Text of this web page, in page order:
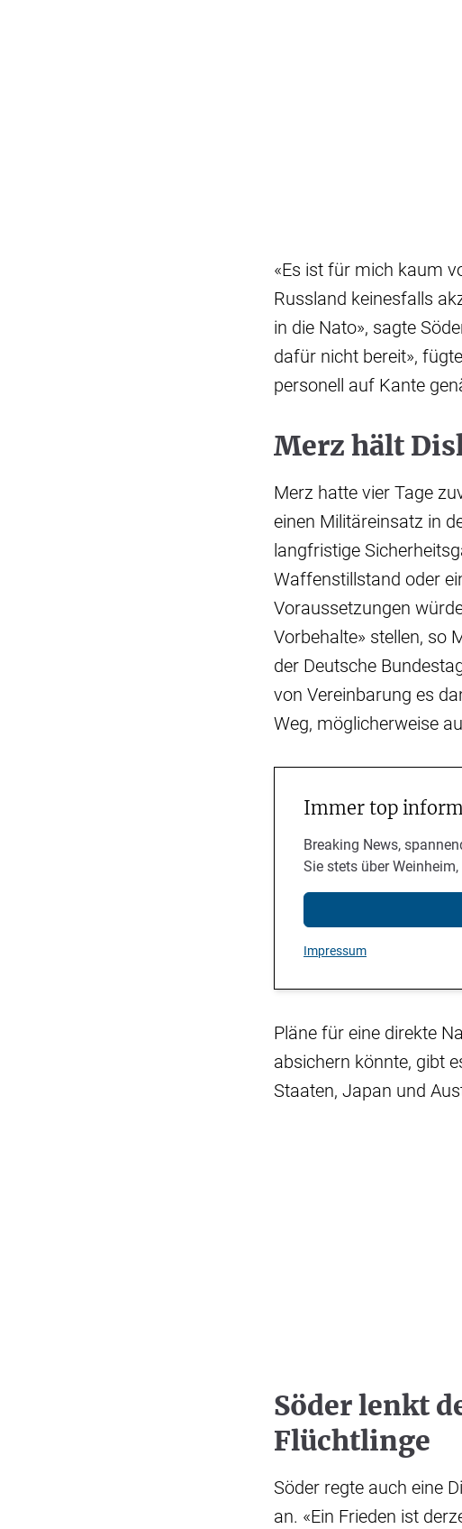
«Es ist für mich kaum
Russland keinesfalls
in die Nato», sagte
dafür nicht bereit»,
personell auf Kante
Merz hält
Merz hatte vier Tage
einen Militäreinsatz in
langfristige
Waffenstillstand oder
Voraussetzungen
Vorbehalte» stellen, so
der Deutsche
von Vereinbarung es
Weg, möglicherweise
Immer top
Breaking News,
Sie stets über
Impressum
Pläne für eine direkte
absichern könnte, gibt
Staaten, Japan und
Söder lenkt
Flüchtlinge
Söder regte auch eine
an. «Ein Frieden ist